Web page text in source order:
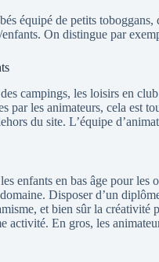
équipé de petits
On distingue par
campings, les loisirs en
par les animateurs, cela est
du site. L’équipe
enfants en bas âge pour
Disposer d’un
et bien sûr la
activité. En gros, les